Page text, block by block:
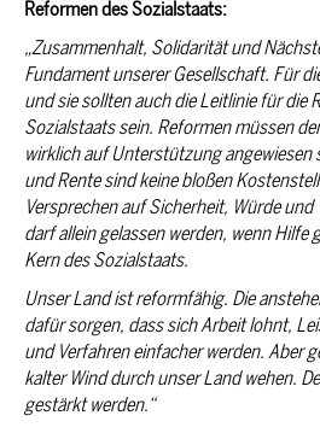
Reformen des Sozialstaats:
Zusammenhalt, Solidarität und
Fundament unserer Gesellschaft. Für
und sie sollten auch die Leitlinie für die
Sozialstaats sein. Reformen müssen
wirklich auf Unterstützung angewiesen
und Rente sind keine bloßen
Versprechen auf Sicherheit, Würde
darf allein gelassen werden, wenn Hilfe
Kern des Sozialstaats.
Unser Land ist reformfähig. Die
dafür sorgen, dass sich Arbeit lohnt,
und Verfahren einfacher werden. Aber
kalter Wind durch unser Land wehen.
gestärkt werden.“